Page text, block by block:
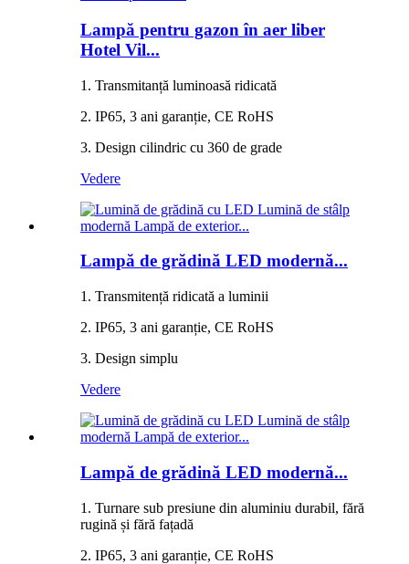
Lampă pentru gazon în aer liber
Hotel Vil...
1. Transmitanță luminoasă ridicată
2. IP65, 3 ani garanție, CE RoHS
3. Design cilindric cu 360 de grade
Vedere
Lampă de grădină LED modernă...
1. Transmitență ridicată a luminii
2. IP65, 3 ani garanție, CE RoHS
3. Design simplu
Vedere
Lampă de grădină LED modernă...
1. Turnare sub presiune din aluminiu durabil, fără
rugină și fără fațadă
2. IP65, 3 ani garanție, CE RoHS